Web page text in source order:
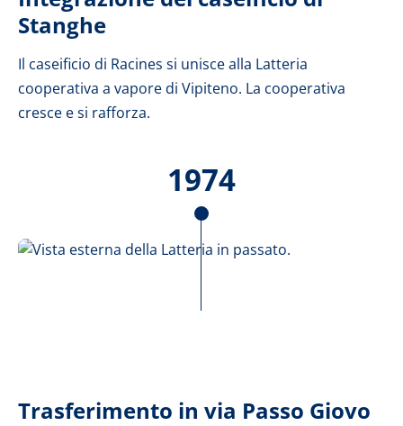
Stanghe
Il caseificio di Racines si unisce alla Latteria
cooperativa a vapore di Vipiteno. La cooperativa
cresce e si rafforza.
1974
Trasferimento in via Passo Giovo